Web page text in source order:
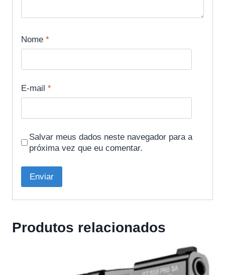
Nome *
E-mail *
Salvar meus dados neste navegador para a
próxima vez que eu comentar.
Produtos relacionados